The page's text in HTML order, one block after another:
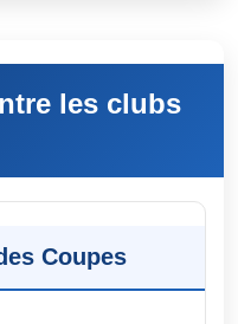
les clubs
Coupes